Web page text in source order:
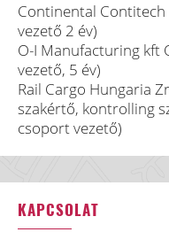
Continental
vezető 2 év)
O-I Manufacturing kft
vezető, 5 év)
Rail Cargo Hungaria
szakértő, kontrolling
csoport vezető)
KAPCSOLAT